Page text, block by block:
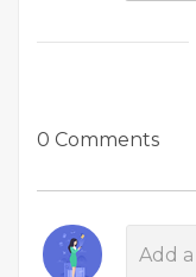
0 Comments